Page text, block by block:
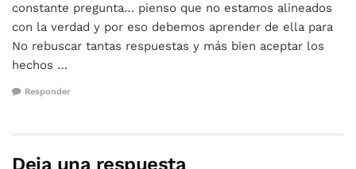
constante pregunta… pienso que no estamos alineados
con la verdad y por eso debemos aprender de ella para
No rebuscar tantas respuestas y más bien aceptar los
hechos …
Responder
Deja una respuesta